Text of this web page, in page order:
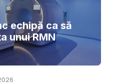
echipă ca să
unui RMN